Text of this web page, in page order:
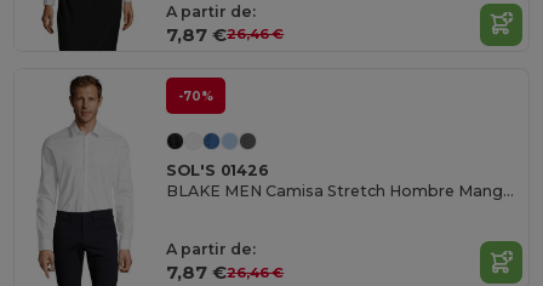
A partir de:
7,87 €26,46 €
-70%
SOL'S 01426
BLAKE MEN Camisa Stretch Hombre Manga Larga
A partir de:
7,87 €26,46 €